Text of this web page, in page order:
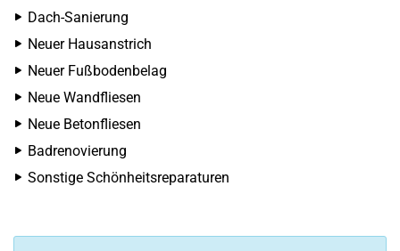
Dach-Sanierung
Neuer Hausanstrich
Neuer Fußbodenbelag
Neue Wandfliesen
Neue Betonfliesen
Badrenovierung
Sonstige Schönheitsreparaturen